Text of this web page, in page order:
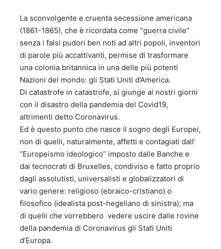
turismo e lo spettacolo dal 1983 al 1985 (Capo di
Gabinetto). e) Ministero dell’ambiente dal 1986 al 1987
(Capo di Gabinetto) f) Ministero delle aree urbane dal 1987
al 1993 (Capo di Gabinetto). 3 – Attività svolte in organismi
internazionali e altri organismi interni: a) Membro del
Comitato per i Pubblici Appalti della allora CEE a Bruxelles
dal 1973 al 1975. b) Membro del Comitato Giuridico
dell’Organizzazione Internazionale dell’Aviazione Civile
(ICAO-OACI) a Montreal dal 1983 al 1985. c) Membro del
Comitato per gli Affari Urbani dell’OCSE a Parigi dal 1987
al 1993. d) Membro della delegazione della Cassa per il
Mezzogiorno dal 1973 al 1975. e) Membro del Consiglio
Superiore delle Forze Armate dal 1981 al 2002. f) Membro
del Consiglio di Amministrazione dei Monopoli di Stato. g)
Giudice della Commissione Tributaria Centrale dal 1992 al
2002. 4 – Attività ulteriori: a) Presidente o Membro di
Commissioni di studio istituite dalla Pubblica
Amministrazione (Commissione Giannini per il riordino
delle forze armate, Commissione per la rilocalizzazione
dei Ministeri in Roma Capitale ed altre). b) Presidente o
Membro di commissioni di esame (Avvocatura dello Stato,
INPS ed altre). c) Autore di saggi ed articoli su riviste
giuridiche (Rassegna dell’Avvocatura dello Stato e
La sconvolgente e cruenta secessione americana
(1861-1865), che è ricordata come “guerra civile”
senza i falsi pudori ben noti ad altri popoli, inventori
di parole più accattivanti, permise di trasformare
una colonia britannica in una delle più potenti
Nazioni del mondo: gli Stati Uniti d’America.
Di catastrofe in catastrofe, si giunge ai nostri giorni
con il disastro della pandemia del Covid19,
altrimenti detto Coronavirus.
Ed è questo punto che nasce il sogno degli Europei,
non di quelli, naturalmente, affetti e contagiati dall’
“Europeismo ideologico” imposto dalle Banche e
dai tecnocrati di Bruxelles, condiviso e fatto proprio
dagli assolutisti, universalisti e globalizzatori di
vario genere: religioso (ebraico-cristiano) o
filosofico (idealista post-hegeliano di sinistra); ma
di quelli che vorrebbero vedere uscire dalle rovine
della pandemia di Coronavirus gli Stati Uniti
d’Europa.